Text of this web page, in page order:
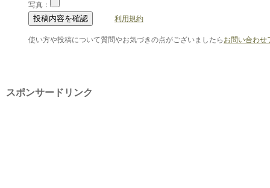
写真：
利用規約
使い方や投稿について質問やお気づきの点がございましたら お問い合わせ
スポンサードリンク